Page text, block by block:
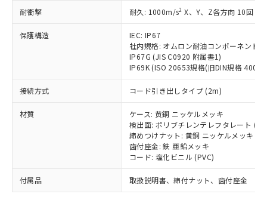
耐衝撃 耐久: 1000m/s2 X、Y、Z各方向 10回
保護構造
IEC: IP67
社内規格: オムロン耐油コンポーネント
IP67G (JIS C0920 附属書1)
IP69K (ISO 20653規格(旧DIN規格
接続方式 コード引き出しタイプ (2m)
材質
ケース: 黄銅 ニッケルメッキ
検出面: ポリブチレンテレフタレート
締めつけナット: 黄銅 ニッケルメッキ
歯付座金: 鉄 亜鉛メッキ
コード: 塩化ビニル (PVC)
付属品 取扱説明書、締付ナット、歯付座金
覧された時点での実際の在庫および標
準価格とは異なる場合があることをご
了承ください。
正式な納期状況および標準価格はお客
様のお取引先、またはお客様担当のオ
ムロン制御機器販売店・当社販売員に
ご相談ください。
オムロン制御機器販売店や当社販売拠
販売ネットワーク
」をご確認
在庫状況および標準価格結果を当社の
事前の承諾なく第三者に漏洩または開
示しないようお願いします。
マイパーツ機能（部品リスト作成サー
ビス）をご利用いただくには、I-Web
鉛(Pb) 1000ppm以下、 水銀(Hg) 1000ppm以下、 カド
ミウム(Cd) 100ppm以下、
六価クロム(Cr(Ⅵ)) 1000ppm以下、ポリ臭化ビフェニル
類(PBB) 1000ppm以下、ポリ臭化ジフェニルエーテル類
(PBDE) 1000ppm以下、フタル酸ビス(2-エチルヘキシ
ル) (DEHP)(別名：DOP) 1000ppm以下、フタル酸ブチ
ルベンジル（BBP） 1000ppm以下、フタル酸ジブチル
（DBP） 1000ppm以下、フタル酸ジイソブチル
適用除外項目は除く。
フタル酸エステル類の４物質については閾値を超える意
図的な使用がないことを確認しています。
部品在庫の切り替え状況などにより、予定
月が前後することがあります。
*中国RoHS10物質の基準値 (GB/T26572)：
Pb(鉛) :1000ppm、 Hg(水銀) : 1000ppm、 Cd(カドミウ
Cr(Ⅵ)(六価クロム) : 1000ppm、 PBBs(ポリ臭化ビフェ
ニル類) : 1000ppm、 PBDEs(ポリ臭化ジフェニルエーテ
DBP(フタル酸ジブチル) : 1000ppm、 DIBP(フタル酸ジ
イソブチル) : 1000ppm、 BBP(フタル酸ブチルベンジ
DEHP(フタル酸ビス(2-エチルヘキシル)) : 1000ppm
※2 環境保護使用期限
「ｅ」：有害物質（10物質）のすべてが基
準値以下であることを示します。
「10」：通常の使用状況下において有害物
質が外部に漏えいし、環境に深刻な影響を
及ぼさない年数を意味します。
国政府の輸出許可(または役務取引許
可)を取得するなどの必要な手続きを
当社は規制貨物を破棄する場合は、完
全に破砕するなど、違法に輸出されな
いよう必要な手段を講じます。
当社は貴社製品を、核兵器、ミサイ
ル、化学兵器、生物兵器またはその他
武器並びにこれらの製造装置等に一切
使用いたしません。
当社は、貴社製品を第三者に販売する
場合は、上記1、2および3の内容を当
該第三者に通知します。また当社は、
販売先および販売に係わる関係者が違
法に輸出するおそれがある場合は、取
一定数以上の在庫あり
一定数には満たないが在庫あり
在庫なし(最新の在庫状況につ
いては、お客様のお取引先、ま
たはお客様担当のオムロン制御
機器販売店・当社販売員にご確
認ください)
白
受注生産機種、また在庫状況の
情報を公開していない機種